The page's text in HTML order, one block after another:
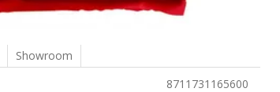
Showroom
8711731165600